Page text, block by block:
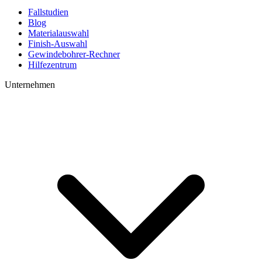
Fallstudien
Blog
Materialauswahl
Finish-Auswahl
Gewindebohrer-Rechner
Hilfezentrum
Unternehmen